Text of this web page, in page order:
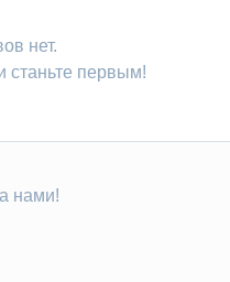
нет.
станьте первым!
нами!